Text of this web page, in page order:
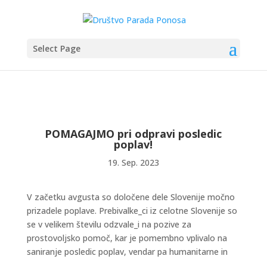
Select Page
POMAGAJMO pri odpravi posledic
poplav!
19. Sep. 2023
V začetku avgusta so določene dele Slovenije močno
prizadele poplave. Prebivalke_ci iz celotne Slovenije so
se v velikem številu odzvale_i na pozive za
prostovoljsko pomoč, kar je pomembno vplivalo na
saniranje posledic poplav, vendar pa humanitarne in